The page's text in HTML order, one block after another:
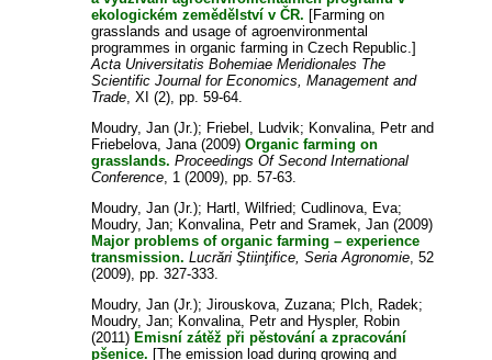
ekologickém zemědělství v ČR. [Farming on
grasslands and usage of agroenvironmental
programmes in organic farming in Czech Republic.]
Acta Universitatis Bohemiae Meridionales The
Scientific Journal for Economics, Management and
Trade, XI (2), pp. 59-64.
Moudry, Jan (Jr.); Friebel, Ludvik; Konvalina, Petrand
Friebelova, Jana(2009)Organic farming on
grasslands. Proceedings Of Second International
Conference, 1 (2009), pp. 57-63.
Moudry, Jan (Jr.); Hartl, Wilfried;Cudlinova, Eva;
Moudry, Jan; Konvalina, PetrandSramek, Jan (2009)
Major problems of organic farming – experience
transmission. Lucrări Ştiinţifice, Seria Agronomie, 52
(2009), pp. 327-333.
Moudry, Jan (Jr.);Jirouskova, Zuzana; Plch, Radek;
Moudry, Jan; Konvalina, Petrand Hyspler, Robin
(2011) Emisní zátěž při pěstování a zpracování
pšenice. [The emission load during growing and